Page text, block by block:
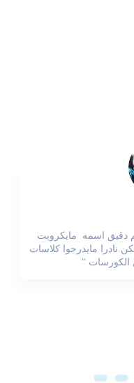
دقيق اسمه مايكروبت
نادرا مايدرجوا كلاسات
الكورسات "